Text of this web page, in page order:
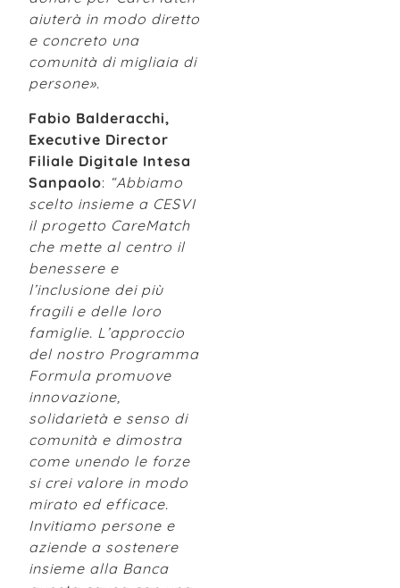
aiuterà in modo diretto
e concreto una
comunità di migliaia di
persone».
Fabio Balderacchi,
Executive Director
Filiale Digitale Intesa
Sanpaolo: “Abbiamo
scelto insieme a CESVI
il progetto CareMatch
che mette al centro il
benessere e
l’inclusione dei più
fragili e delle loro
famiglie. L’approccio
del nostro Programma
Formula promuove
innovazione,
solidarietà e senso di
comunità e dimostra
come unendo le forze
si crei valore in modo
mirato ed efficace.
Invitiamo persone e
aziende a sostenere
insieme alla Banca